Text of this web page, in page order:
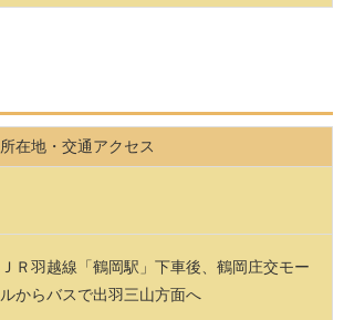
所在地・交通アクセス
ＪＲ羽越線「鶴岡駅」下車後、鶴岡庄交モー
ルからバスで出羽三山方面へ